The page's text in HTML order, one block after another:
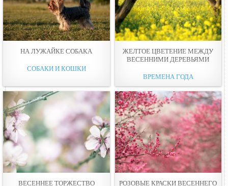
НА ЛУЖAЙКЕ СОБАКА
СОБАКИ И КОШКИ
ЖЕЛТОЕ ЦВЕТЕНИЕ МЕЖДУ
ВЕСЕННИМИ ДЕРЕВЬЯМИ
ВРЕМЕНА ГОДА
ВЕСЕННЕЕ ТОРЖЕСТВО
РОЗОВЫЕ КРАСКИ ВЕСЕННЕГО